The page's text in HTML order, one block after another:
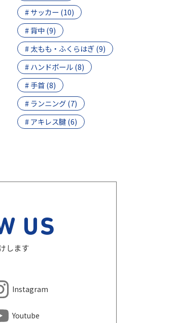
# サッカー (10)
# 背中 (9)
# 太もも・ふくらはぎ (9)
# ハンドボール (8)
# 手首 (8)
# ランニング (7)
# アキレス腱 (6)
US
します
Instagram
Youtube